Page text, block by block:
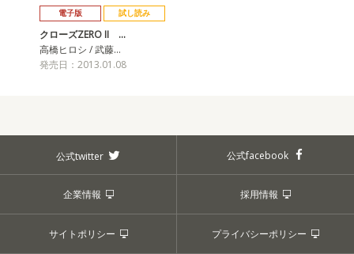
電子版 試し読み
クローズZERO II …
高橋ヒロシ / 武藤…
発売日：2013.01.08
公式twitter 公式facebook
企業情報 採用情報
サイトポリシー プライバシーポリシー